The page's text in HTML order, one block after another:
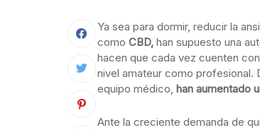
Ya sea para dormir, reducir la
como CBD, han supuesto una
hacen que cada vez cuenten
nivel amateur como profesional.
equipo médico, han aumentado
Ante la creciente demanda de